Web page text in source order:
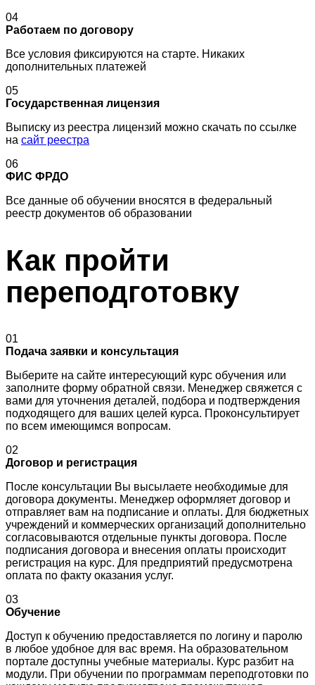
04
Работаем по договору
Все условия фиксируются на старте. Никаких
дополнительных платежей
05
Государственная лицензия
Выписку из реестра лицензий можно скачать по ссылке
на сайт реестра
06
ФИС ФРДО
Все данные об обучении вносятся в федеральный
реестр документов об образовании
Как пройти
переподготовку
01
Подача заявки и консультация
Выберите на сайте интересующий курс обучения или
заполните форму обратной связи. Менеджер свяжется с
вами для уточнения деталей, подбора и подтверждения
подходящего для ваших целей курса. Проконсультирует
по всем имеющимся вопросам.
02
Договор и регистрация
После консультации Вы высылаете необходимые для
договора документы. Менеджер оформляет договор и
отправляет вам на подписание и оплаты. Для бюджетных
учреждений и коммерческих организаций дополнительно
согласовываются отдельные пункты договора. После
подписания договора и внесения оплаты происходит
регистрация на курс. Для предприятий предусмотрена
оплата по факту оказания услуг.
03
Обучение
Доступ к обучению предоставляется по логину и паролю
в любое удобное для вас время. На образовательном
портале доступны учебные материалы. Курс разбит на
модули. При обучении по программам переподготовки по